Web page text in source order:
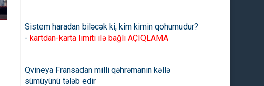
Rusiya 44 gündən sonra Kiyevi
vurdu: 13 nəfər yaralandı
Zelenski: "Rusiyaya məxsus
PUA-nın Odessada yaşayış
nəfər ölüb"
Sistem haradan biləcək ki, kim kimin qohumudur?
- kartdan-karta limiti ilə bağlı AÇIQLAMA
Qvineya Fransadan milli qəhrəmanın kəllə
sümüyünü tələb edir